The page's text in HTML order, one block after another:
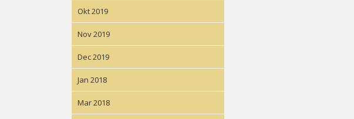
Okt 2019
Nov 2019
Dec 2019
Jan 2018
Mar 2018